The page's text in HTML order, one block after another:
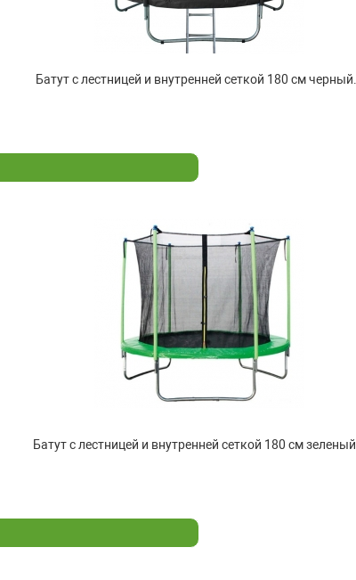
Батут с лестницей и внутренней сеткой 180 см черный...
Батут с лестницей и внутренней сеткой 180 см